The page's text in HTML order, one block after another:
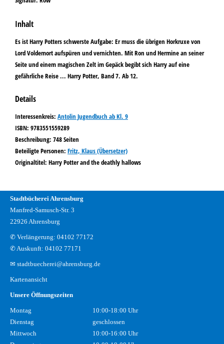
Inhalt
Es ist Harry Potters schwerste Aufgabe: Er muss die übrigen Horkruxe von
Lord Voldemort aufspüren und vernichten. Mit Ron und Hermine an seiner
Seite und einem magischen Zelt im Gepäck begibt sich Harry auf eine
gefährliche Reise ... Harry Potter, Band 7. Ab 12.
Details
Suche nach diesem Verfasser
opens in new tab
Diesen Link in neuem Tab öffnen
Suche nach dieser Systematik
Interessenkreis: Suche nach diesem Interessenskreis
Antolin Jugendbuch ab Kl. 9
ISBN: 9783551559289
Beschreibung: 748 Seiten
Beteiligte Personen: Suche nach dieser Beteiligten Person
Fritz, Klaus (Übersetzer)
Originaltitel: Harry Potter and the deathly hallows
Stadtbücherei Ahrensburg
Manfred-Samusch-Str. 3
22926 Ahrensburg
✆ Verlängerung: 04102 77172
✆ Auskunft: 04102 77171
✉ stadtbuecherei@ahrensburg.de
Kartenansicht
Unsere Öffnungszeiten
Montag
10:00-18:00 Uhr
Dienstag
geschlossen
Mittwoch
10:00-16:00 Uhr